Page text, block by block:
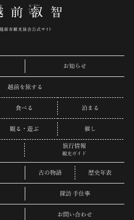
お知らせ
越前を旅する
食べる 泊まる
観る・遊ぶ 催し
旅行情報
観光ガイド
古の物語 歴史年表
探訪 手仕事
お問い合わせ